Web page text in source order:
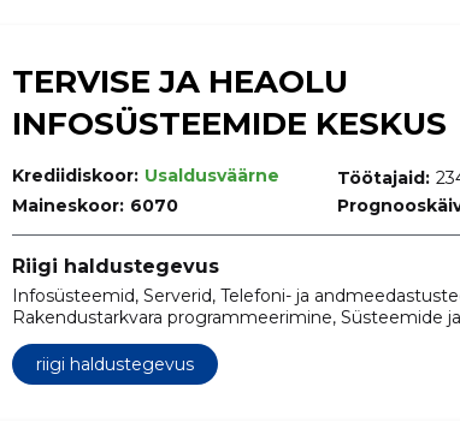
TERVISE JA HEAOLU
INFOSÜSTEEMIDE KESKUS
Krediidiskoor: Usaldusväärne
Maineskoor: 6070
Töötajaid:
Riigi haldustegevus
Infosüsteemid, Serverid, Telefoni- ja
Rakendustarkvara programmeerimine, Süsteemide
programmeerimine, Projektijuhtimise
Andmebaasitarkvarapakett, Tarkvarapakettide
Tarkvara programmeerimis- ja nõustamisteenused,
riigi haldustegevus